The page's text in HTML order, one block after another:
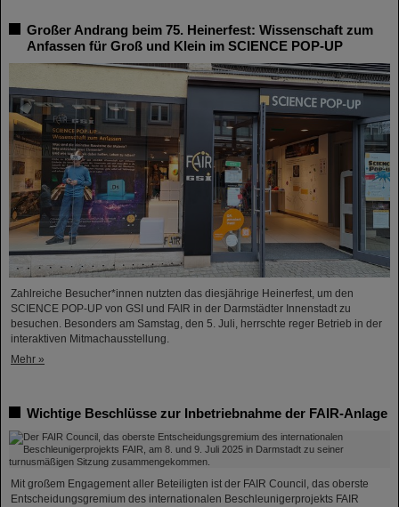
Großer Andrang beim 75. Heinerfest: Wissenschaft zum
Anfassen für Groß und Klein im SCIENCE POP-UP
Zahlreiche Besucher*innen nutzten das diesjährige Heinerfest, um den
SCIENCE POP-UP von GSI und FAIR in der Darmstädter Innenstadt zu
besuchen. Besonders am Samstag, den 5. Juli, herrschte reger Betrieb in der
interaktiven Mitmachausstellung.
Mehr »
Wichtige Beschlüsse zur Inbetriebnahme der FAIR-Anlage
Mit großem Engagement aller Beteiligten ist der FAIR Council, das oberste
Entscheidungsgremium des internationalen Beschleunigerprojekts FAIR